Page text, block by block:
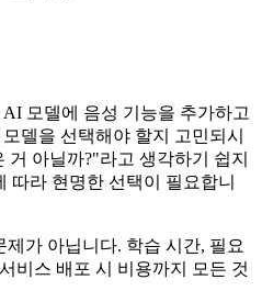
모델에 음성 기능을 추가하고
델을 선택해야 할지 고민되시
아닐까?"라고 생각하기 쉽지
따라 현명한 선택이 필요합니
가 아닙니다. 학습 시간, 필요
비스 배포 시 비용까지 모든 것